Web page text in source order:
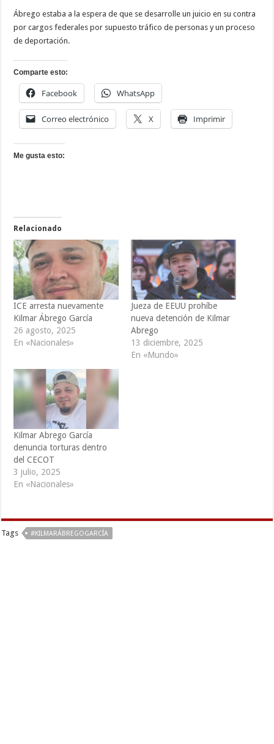
Ábrego estaba a la espera de que se desarrolle un juicio en su contra
por cargos federales por supuesto tráfico de personas y un proceso
de deportación.
Comparte esto:
Facebook WhatsApp
Correo electrónico X Imprimir
Me gusta esto:
Relacionado
ICE arresta nuevamente
Kilmar Ábrego García
26 agosto, 2025
En «Nacionales»
Jueza de EEUU prohíbe
nueva detención de Kilmar
Abrego
13 diciembre, 2025
En «Mundo»
Kilmar Abrego García
denuncia torturas dentro
del CECOT
3 julio, 2025
En «Nacionales»
Tags #KILMARÁBREGOGARCÍA